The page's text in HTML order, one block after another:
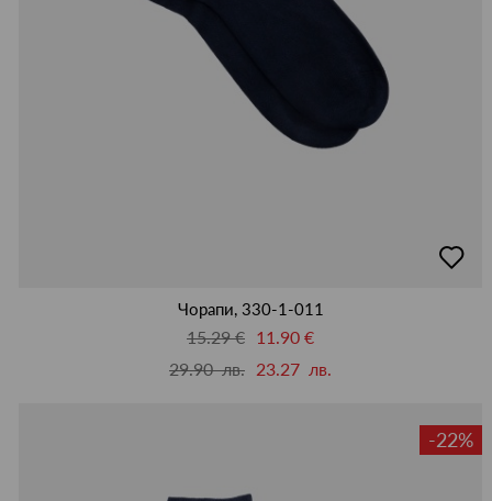
в
Чорапи, 330-1-011
15.29 € 11.90 €
29.90 лв. 23.27 лв.
-22%